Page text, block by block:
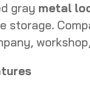
gray metal
storage.